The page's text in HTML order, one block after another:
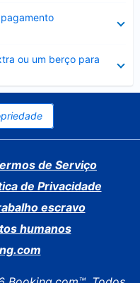
ou um berço para
de Serviço
de Privacidade
escravo
humanos